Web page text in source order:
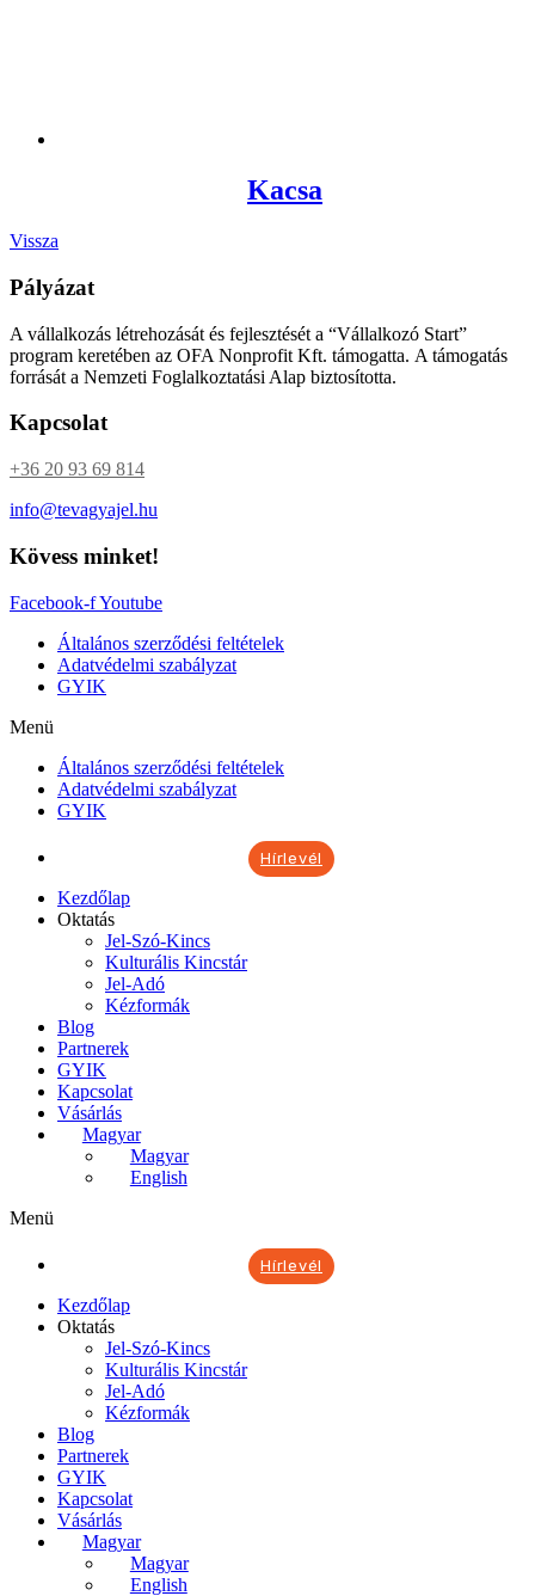
Kacsa
Vissza
Pályázat
A vállalkozás létrehozását és fejlesztését a “Vállalkozó Start”
program keretében az OFA Nonprofit Kft. támogatta. A támogatás
forrását a Nemzeti Foglalkoztatási Alap biztosította.
Kapcsolat
+36 20 93 69 814
info@tevagyajel.hu
Kövess minket!
Facebook-fYoutube
Általános szerződési feltételek
Adatvédelmi szabályzat
GYIK
Menü
Általános szerződési feltételek
Adatvédelmi szabályzat
GYIK
Hírlevél
Kezdőlap
Oktatás
Jel-Szó-Kincs
Kulturális Kincstár
Jel-Adó
Kézformák
Blog
Partnerek
GYIK
Kapcsolat
Vásárlás
Magyar
Magyar
English
Menü
Hírlevél
Kezdőlap
Oktatás
Jel-Szó-Kincs
Kulturális Kincstár
Jel-Adó
Kézformák
Blog
Partnerek
GYIK
Kapcsolat
Vásárlás
Magyar
Magyar
English